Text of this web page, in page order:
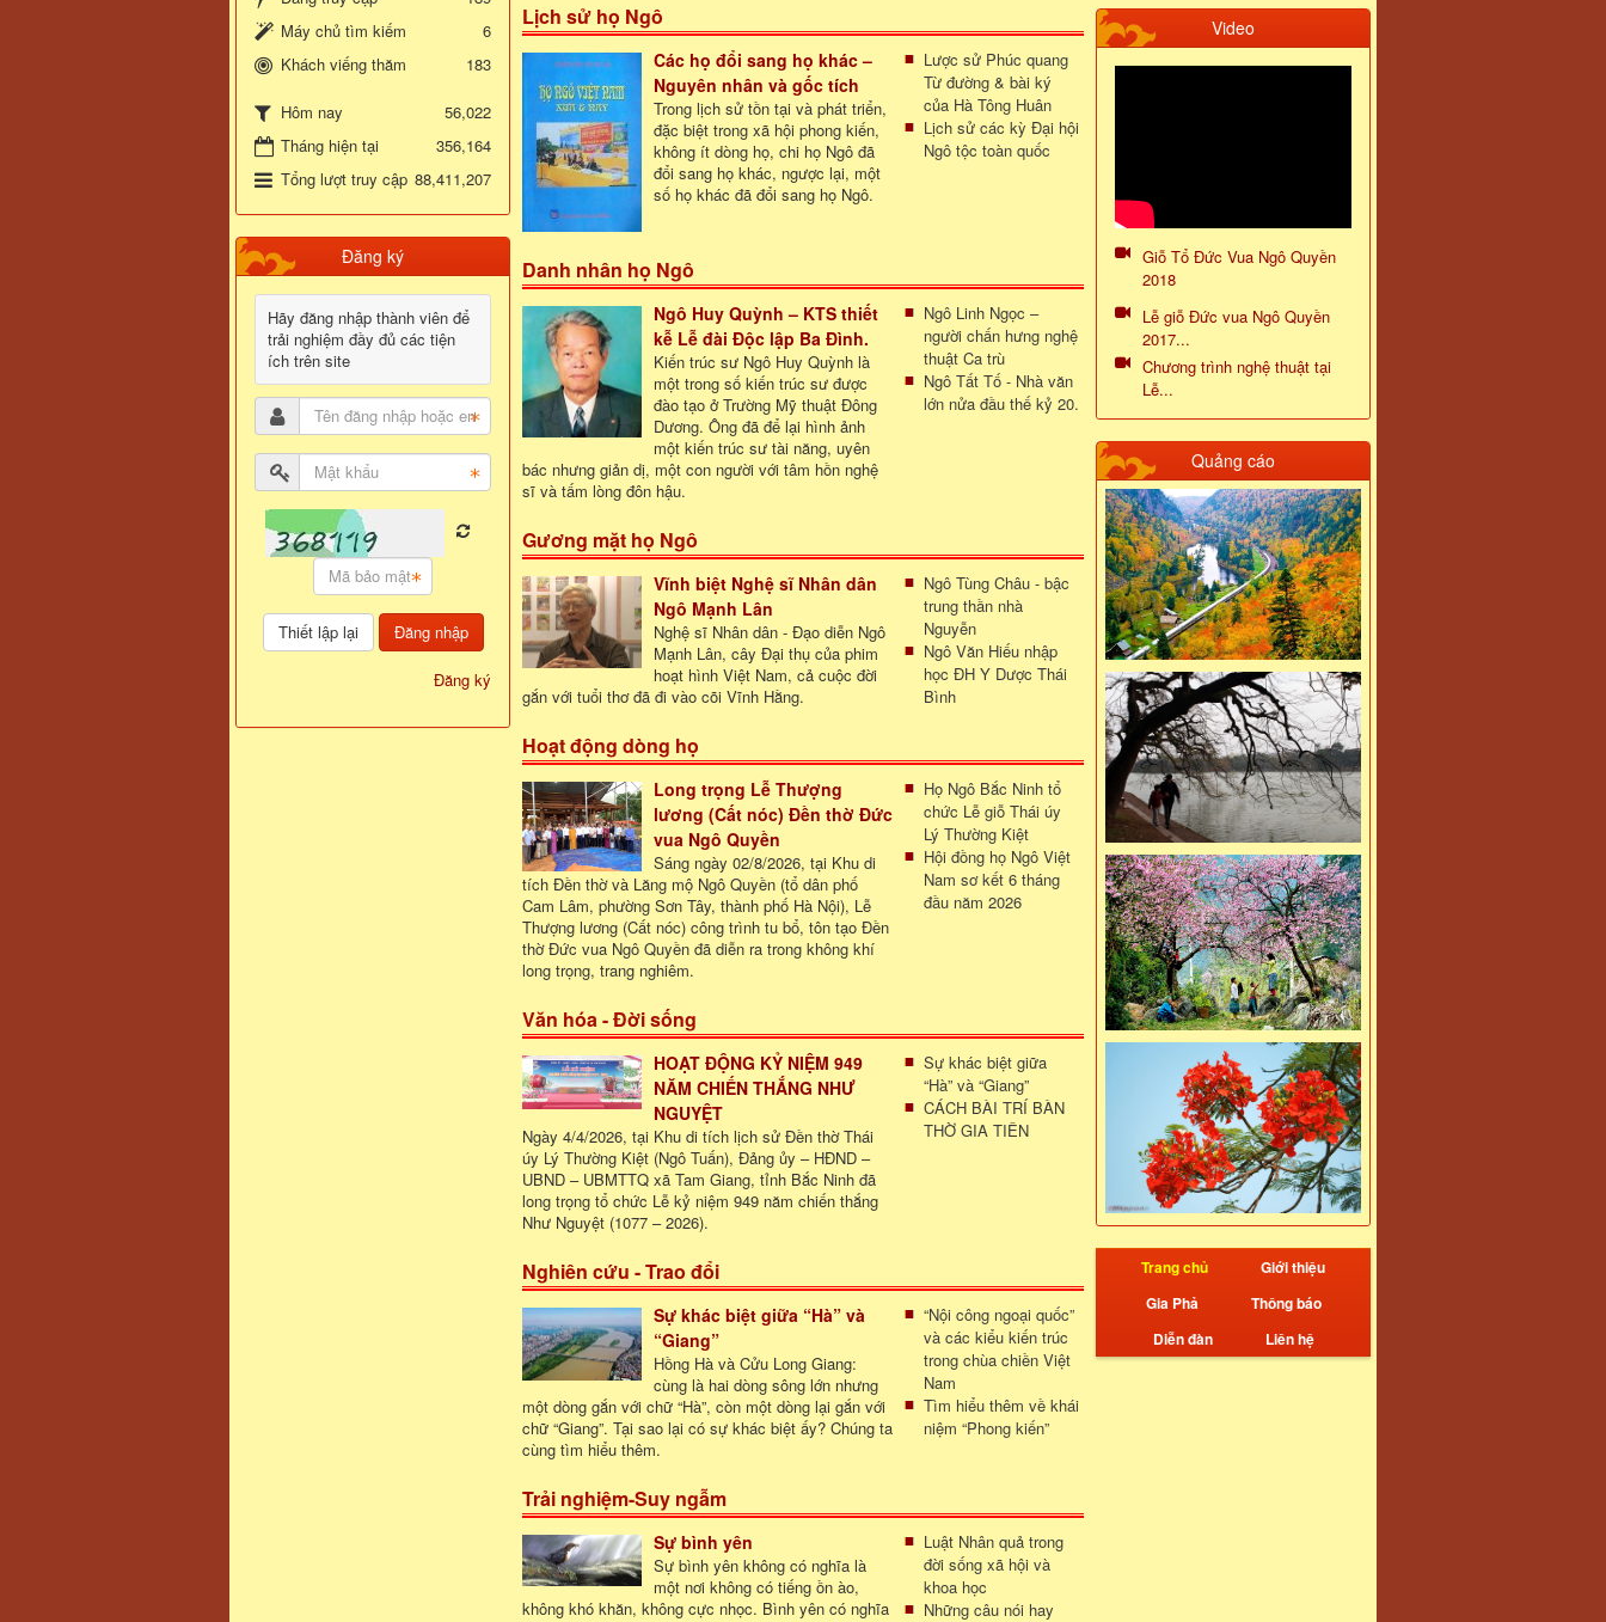
Lịch sử họ Ngô
Các họ đổi sang họ khác –
Nguyên nhân và gốc tích
Trong lịch sử tồn tại và phát triển,
đặc biệt trong xã hội phong kiến,
không ít dòng họ, chi họ Ngô đã
đổi sang họ khác, ngược lại, một
số họ khác đã đổi sang họ Ngô.
Lược sử Phúc quang
Từ đường & bài ký
của Hà Tông Huân
Lịch sử các kỳ Đại hội
Ngô tộc toàn quốc
Danh nhân họ Ngô
Ngô Huy Quỳnh – KTS thiết
kễ Lễ đài Độc lập Ba Đình.
Kiến trúc sư Ngô Huy Quỳnh là
một trong số kiến trúc sư được
đào tạo ở Trường Mỹ thuật Đông
Dương. Ông đã để lại hình ảnh
một kiến trúc sư tài năng, uyên
bác nhưng giản dị, một con người với tâm hồn nghệ
sĩ và tấm lòng đôn hậu.
Ngô Linh Ngọc –
người chấn hưng nghệ
thuật Ca trù
Ngô Tất Tố - Nhà văn
lớn nửa đầu thế kỷ 20.
Gương mặt họ Ngô
Vĩnh biệt Nghệ sĩ Nhân dân
Ngô Mạnh Lân
Nghệ sĩ Nhân dân - Đạo diễn Ngô
Mạnh Lân, cây Đại thụ của phim
hoạt hình Việt Nam, cả cuộc đời
gắn với tuổi thơ đã đi vào cõi Vĩnh Hằng.
Ngô Tùng Châu - bậc
trung thần nhà
Nguyễn
Ngô Văn Hiếu nhập
học ĐH Y Dược Thái
Bình
Hoạt động dòng họ
Long trọng Lễ Thượng
lương (Cất nóc) Đền thờ Đức
vua Ngô Quyền
Sáng ngày 02/8/2026, tại Khu di
tích Đền thờ và Lăng mộ Ngô Quyền (tổ dân phố
Cam Lâm, phường Sơn Tây, thành phố Hà Nội), Lễ
Thượng lương (Cất nóc) công trình tu bổ, tôn tạo Đền
thờ Đức vua Ngô Quyền đã diễn ra trong không khí
long trọng, trang nghiêm.
Họ Ngô Bắc Ninh tổ
chức Lễ giỗ Thái úy
Lý Thường Kiệt
Hội đồng họ Ngô Việt
Nam sơ kết 6 tháng
đầu năm 2026
Văn hóa - Đời sống
HOẠT ĐỘNG KỶ NIỆM 949
NĂM CHIẾN THẮNG NHƯ
NGUYỆT
Ngày 4/4/2026, tại Khu di tích lịch sử Đền thờ Thái
úy Lý Thường Kiệt (Ngô Tuấn), Đảng ủy – HĐND –
UBND – UBMTTQ xã Tam Giang, tỉnh Bắc Ninh đã
long trọng tổ chức Lễ kỷ niệm 949 năm chiến thắng
Như Nguyệt (1077 – 2026).
Sự khác biệt giữa
“Hà” và “Giang”
CÁCH BÀI TRÍ BÀN
THỜ GIA TIÊN
Nghiên cứu - Trao đổi
Sự khác biệt giữa “Hà” và
“Giang”
Hồng Hà và Cửu Long Giang:
cùng là hai dòng sông lớn nhưng
một dòng gắn với chữ “Hà”, còn một dòng lại gắn với
chữ “Giang”. Tại sao lại có sự khác biệt ấy? Chúng ta
cùng tìm hiểu thêm.
“Nội công ngoại quốc”
và các kiểu kiến trúc
trong chùa chiền Việt
Nam
Tìm hiểu thêm về khái
niệm “Phong kiến”
Trải nghiệm-Suy ngẫm
Sự bình yên
Sự bình yên không có nghĩa là
một nơi không có tiếng ồn ào,
không khó khăn, không cực nhọc. Bình yên có nghĩa
Luật Nhân quả trong
đời sống xã hội và
khoa học
Những câu nói hay
Video
Giỗ Tổ Đức Vua Ngô Quyền
2018
Lễ giỗ Đức vua Ngô Quyền
2017...
Chương trình nghệ thuật tại
Lễ...
Quảng cáo
Trang chủ
Giới thiệu
Gia Phả
Thông báo
Diễn đàn
Liên hệ
Máy chủ tìm kiếm
6
Khách viếng thăm
183
Hôm nay
56,022
Tháng hiện tại
356,164
Tổng lượt truy cập 88,411,207
Đăng ký
Hãy đăng nhập thành viên để
trải nghiệm đầy đủ các tiện
ích trên site
Đăng nhập
Đăng ký